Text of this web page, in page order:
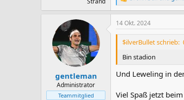
e
a
k
t
e
n
gentleman
Administrator
Teammitglied
14 Okt. 2024
$ilverBullet schrieb:
Bin stadion
Und Leweling in
Viel Spaß jetzt